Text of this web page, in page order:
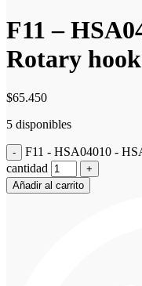
F11 –
Rotary
$65.450
5 disponibles
F11 - HSA04010 -
cantidad
Añadir al carrito